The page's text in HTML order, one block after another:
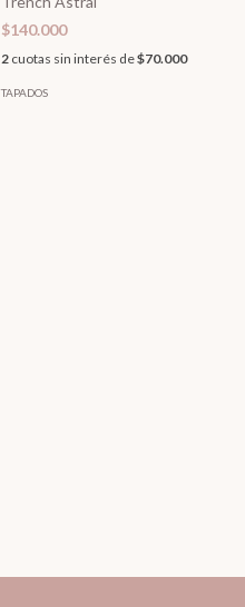
$140.000
2 cuotas sin interés de$70.000
TAPADOS